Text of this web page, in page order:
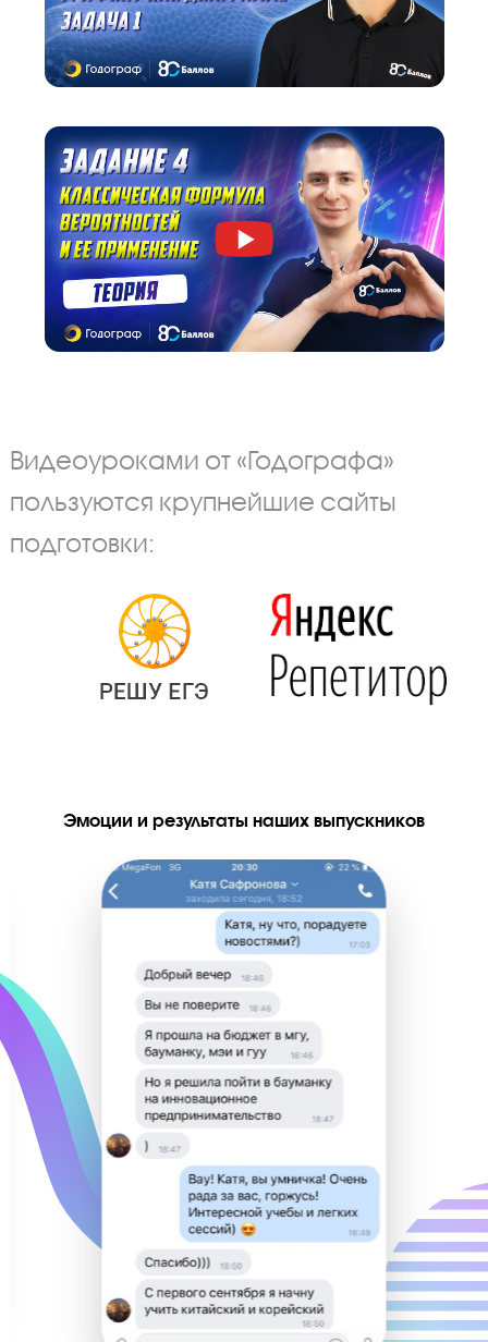
эксперта по ОГЭ по математике
Видеоуроками от «Годографа»
пользуются крупнейшие сайты
подготовки: